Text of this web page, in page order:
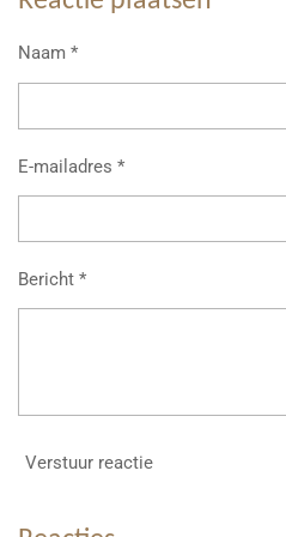
n
e
n
Naam *
E-mailadres *
Bericht *
Verstuur reactie